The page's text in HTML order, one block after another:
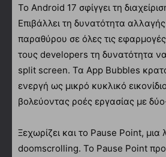
Το Android 17 σφίγγει τη
Επιβάλλει τη δυνατότητα
παραθύρου σε όλες τις
τους developers τη δυνατότητα
split screen. Τα App Bubbles
ενεργή ως μικρό κυκλικό
βολεύοντας ροές εργασίας με
Ξεχωρίζει και το Pause Point, μια
doomscrolling. Το Pause Point